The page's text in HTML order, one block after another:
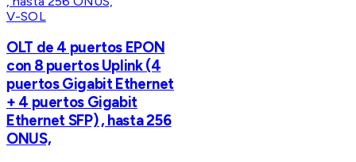
V-SOL
OLT de 4 puertos EPON
con 8 puertos Uplink (4
puertos Gigabit Ethernet
+ 4 puertos Gigabit
Ethernet SFP) , hasta 256
ONUS,